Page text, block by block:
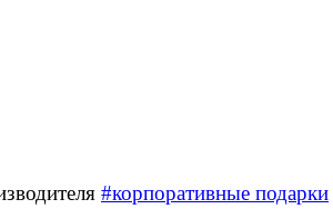
#корпоративные подарки